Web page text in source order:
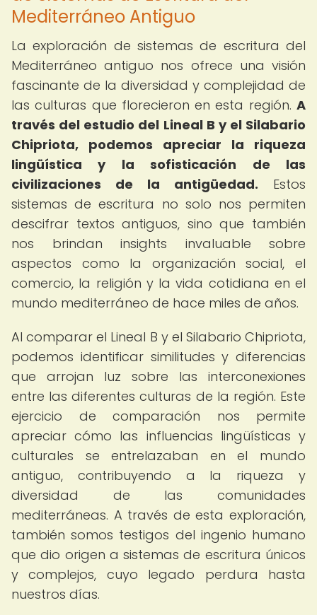
Mediterráneo Antiguo
La exploración de sistemas de escritura del
Mediterráneo antiguo nos ofrece una visión
fascinante de la diversidad y complejidad de
las culturas que florecieron en esta región. A
través del estudio del Lineal B y el Silabario
Chipriota, podemos apreciar la riqueza
lingüística y la sofisticación de las
civilizaciones de la antigüedad. Estos
sistemas de escritura no solo nos permiten
descifrar textos antiguos, sino que también
nos brindan insights invaluable sobre
aspectos como la organización social, el
comercio, la religión y la vida cotidiana en el
mundo mediterráneo de hace miles de años.
Al comparar el Lineal B y el Silabario Chipriota,
podemos identificar similitudes y diferencias
que arrojan luz sobre las interconexiones
entre las diferentes culturas de la región. Este
ejercicio de comparación nos permite
apreciar cómo las influencias lingüísticas y
culturales se entrelazaban en el mundo
antiguo, contribuyendo a la riqueza y
diversidad de las comunidades
mediterráneas. A través de esta exploración,
también somos testigos del ingenio humano
que dio origen a sistemas de escritura únicos
y complejos, cuyo legado perdura hasta
nuestros días.